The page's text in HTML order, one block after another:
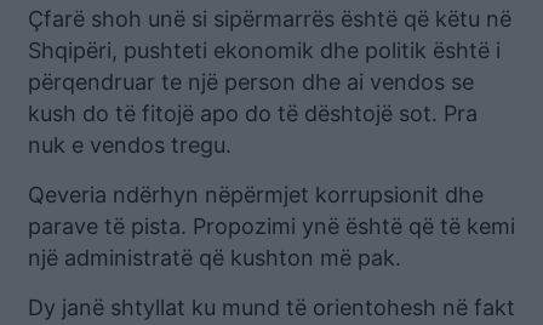
Çfarë shoh unë si sipërmarrës është që këtu në
Shqipëri, pushteti ekonomik dhe politik është i
përqendruar te një person dhe ai vendos se
kush do të fitojë apo do të dështojë sot. Pra
nuk e vendos tregu.
Qeveria ndërhyn nëpërmjet korrupsionit dhe
parave të pista. Propozimi ynë është që të kemi
një administratë që kushton më pak.
Dy janë shtyllat ku mund të orientohesh në fakt